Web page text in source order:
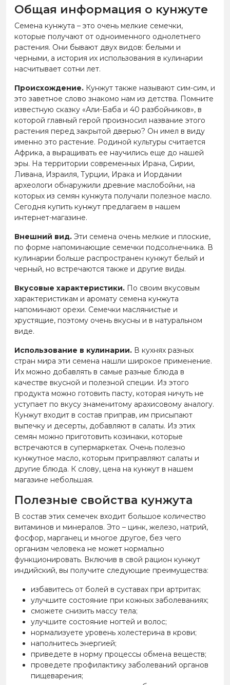
Общая информация о кунжуте
Семена кунжута – это очень мелкие семечки,
которые получают от одноименного однолетнего
растения. Они бывают двух видов: белыми и
черными, а история их использования в кулинарии
насчитывает сотни лет.
Происхождение. Кунжут также называют сим-сим, и
это заветное слово знакомо нам из детства. Помните
известную сказку «Али-Баба и 40 разбойников», в
которой главный герой произносил название этого
растения перед закрытой дверью? Он имел в виду
именно это растение. Родиной культуры считается
Африка, а выращивать ее научились еще до нашей
эры. На территории современных Ирана, Сирии,
Ливана, Израиля, Турции, Ирака и Иордании
археологи обнаружили древние маслобойни, на
которых из семян кунжута получали полезное масло.
Сегодня купить кунжут предлагаем в нашем
интернет-магазине.
Внешний вид. Эти семена очень мелкие и плоские,
по форме напоминающие семечки подсолнечника. В
кулинарии больше распространен кунжут белый и
черный, но встречаются также и другие виды.
Вкусовые характеристики. По своим вкусовым
характеристикам и аромату семена кунжута
напоминают орехи. Семечки маслянистые и
хрустящие, поэтому очень вкусны и в натуральном
виде.
Использование в кулинарии. В кухнях разных
стран мира эти семена нашли широкое применение.
Их можно добавлять в самые разные блюда в
качестве вкусной и полезной специи. Из этого
продукта можно готовить пасту, которая ничуть не
уступает по вкусу знаменитому арахисовому аналогу.
Кунжут входит в состав приправ, им присыпают
выпечку и десерты, добавляют в салаты. Из этих
семян можно приготовить козинаки, которые
встречаются в супермаркетах. Очень полезно
кунжутное масло, которым приправляют салаты и
другие блюда. К слову, цена на кунжут в нашем
магазине небольшая.
Полезные свойства кунжута
В состав этих семечек входит большое количество
витаминов и минералов. Это – цинк, железо, натрий,
фосфор, марганец и многое другое, без чего
организм человека не может нормально
функционировать. Включив в свой рацион кунжут
индийский, вы получите следующие преимущества:
избавитесь от болей в суставах при артритах;
улучшите состояние при кожных заболеваниях;
сможете снизить массу тела;
улучшите состояние ногтей и волос;
нормализуете уровень холестерина в крови;
наполнитесь энергией;
приведете в норму процессы обмена веществ;
проведете профилактику заболеваний органов
пищеварения;